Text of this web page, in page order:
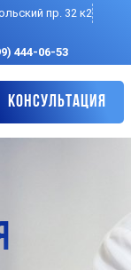
пр. 32 к2
444-06-53
Консультация